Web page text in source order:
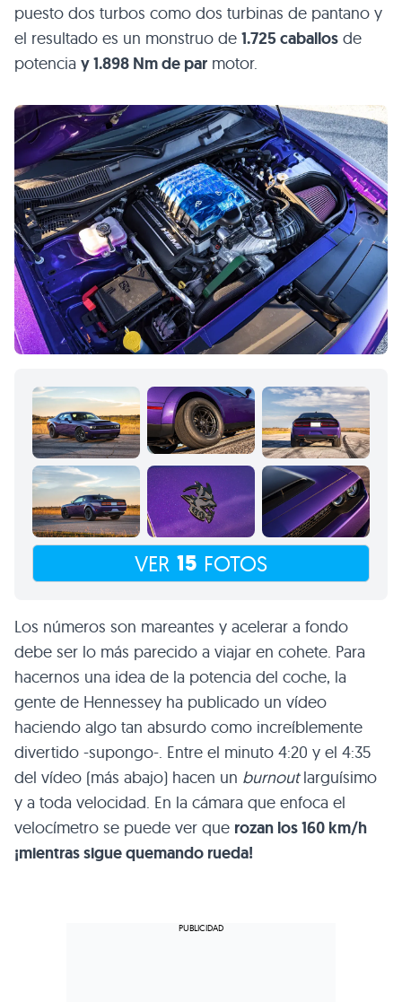
puesto dos turbos como dos turbinas de pantano y
el resultado es un monstruo de 1.725 caballos de
potencia y 1.898 Nm de par motor.
VER 15 FOTOS
Los números son mareantes y acelerar a fondo
debe ser lo más parecido a viajar en cohete. Para
hacernos una idea de la potencia del coche, la
gente de Hennessey ha publicado un vídeo
haciendo algo tan absurdo como increíblemente
divertido -supongo-. Entre el minuto 4:20 y el 4:35
del vídeo (más abajo) hacen un burnoutlarguísimo
y a toda velocidad. En la cámara que enfoca el
velocímetro se puede ver que rozan los 160 km/h
¡mientras sigue quemando rueda!